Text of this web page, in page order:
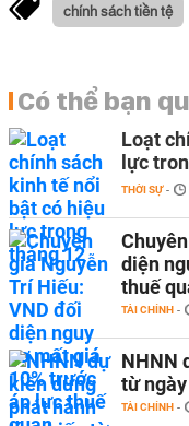
chính sách tiền tệ
Có thể bạn
Loạt
lực
THỜI SỰ -
diện
thuế
TÀI CHÍNH -
NHNN
từ
TÀI CHÍNH -